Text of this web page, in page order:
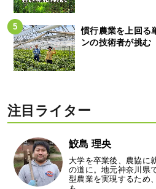
慣行農業を上回る
ンの技術者が挑む
注目ライター
鮫島 理央
大学を卒業後、農協に
の道に。地元神奈川県
型農業を実現するため